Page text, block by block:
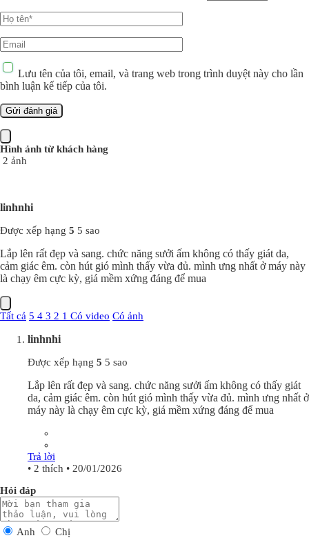
Lưu tên của tôi, email, và trang web trong trình duyệt này cho lần
bình luận kế tiếp của tôi.
Hình ảnh từ khách hàng
2 ảnh
linhnhi
Được xếp hạng 5 5 sao
Lắp lên rất đẹp và sang. chức năng sưởi ấm không có thấy giát da,
cảm giác êm. còn hút gió mình thấy vừa đủ. mình ưng nhất ở máy này
là chạy êm cực kỳ, giá mềm xứng đáng để mua
Tất cả 5 4 3 2 1 Có video Có ảnh
linhnhi
Được xếp hạng 5 5 sao
Lắp lên rất đẹp và sang. chức năng sưởi ấm không có thấy giát
da, cảm giác êm. còn hút gió mình thấy vừa đủ. mình ưng nhất ở
máy này là chạy êm cực kỳ, giá mềm xứng đáng để mua
Trả lời
• 2 thích • 20/01/2026
Hỏi đáp
Anh Chị